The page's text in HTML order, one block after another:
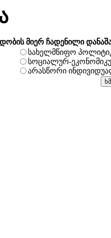
მიერ ჩადენილი
სახელმწიფო
სოციალურ-
არასწორი